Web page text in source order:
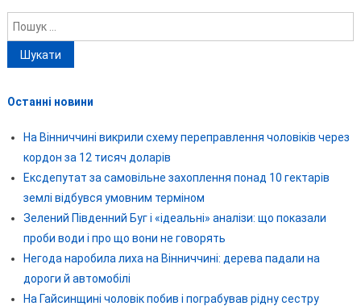
Пошук:
Останні новини
На Вінниччині викрили схему переправлення чоловіків через
кордон за 12 тисяч доларів
Ексдепутат за самовільне захоплення понад 10 гектарів
землі відбувся умовним терміном
Зелений Південний Буг і «ідеальні» аналізи: що показали
проби води і про що вони не говорять
Негода наробила лиха на Вінниччині: дерева падали на
дороги й автомобілі
На Гайсинщині чоловік побив і пограбував рідну сестру